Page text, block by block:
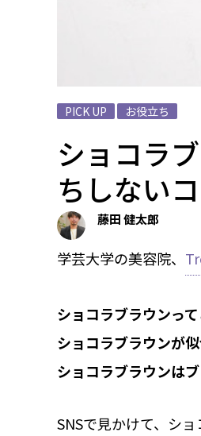
PICK UP お役立ち
ショコラ
ちしない
藤田 健太郎
学芸大学の美容院、
ショコラブラウンっ
ショコラブラウンが
ショコラブラウンは
SNSで見かけて、シ